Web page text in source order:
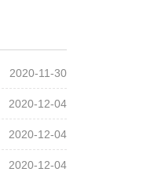
2020-11-30
2020-12-04
2020-12-04
2020-12-04